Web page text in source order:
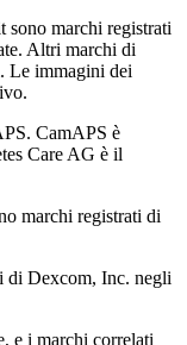
marchi registrati
Altri marchi di
Le immagini dei
CamAPS è
Care AG è il
marchi registrati di
di Dexcom, Inc. negli
e i marchi correlati